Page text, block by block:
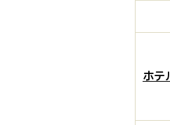
ホテ